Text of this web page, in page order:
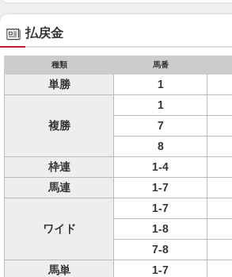
払戻金
種類 馬番
単勝 1
複勝
1
7
8
枠連
1-4
馬連
1-7
ワイド
1-7
1-8
7-8
馬単
1-7